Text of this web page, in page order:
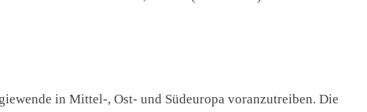
in Mittel-, Ost- und Südeuropa voranzutreiben. Die